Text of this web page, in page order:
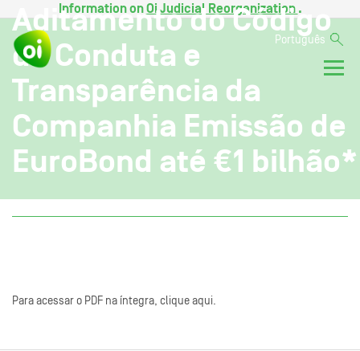
Information onOi Judicial Reorganization .
Português
Aditamento do Código
de Conduta e
Transparência da
Companhia Emissão de
EuroBond até €1 bilhão*
Para acessar o PDF na íntegra, clique aqui.